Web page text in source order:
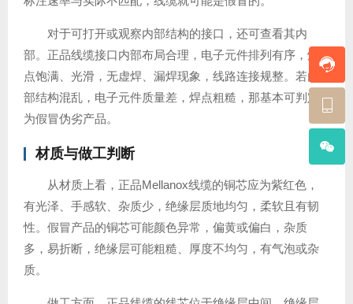
对于可打开或观察内部结构的接口，还可查看其内
部。正品线缆接口内部布局合理，电子元件排列有序，焊
点饱满、光滑，无虚焊、漏焊现象，线路连接规整。若内
部结构混乱，电子元件质量差，焊点粗糙，那基本可判定
为假冒伪劣产品。
材质与做工判断
从材质上看，正品Mellanox线缆的铜芯应为紫红色，
有光泽、手感软、杂质少，绝缘层质地均匀，柔软且有韧
性。假冒产品的铜芯可能颜色异常，偏黄或偏白，杂质
多，易折断，绝缘层可能粗糙、厚度不均匀，有气泡或杂
质。